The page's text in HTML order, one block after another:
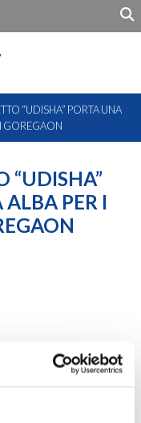
“UDISHA” PORTA UNA
GOREGAON
“UDISHA”
PER I